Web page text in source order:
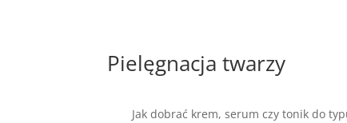
Pielęgnacja twarzy
Jak dobrać krem, serum czy tonik do